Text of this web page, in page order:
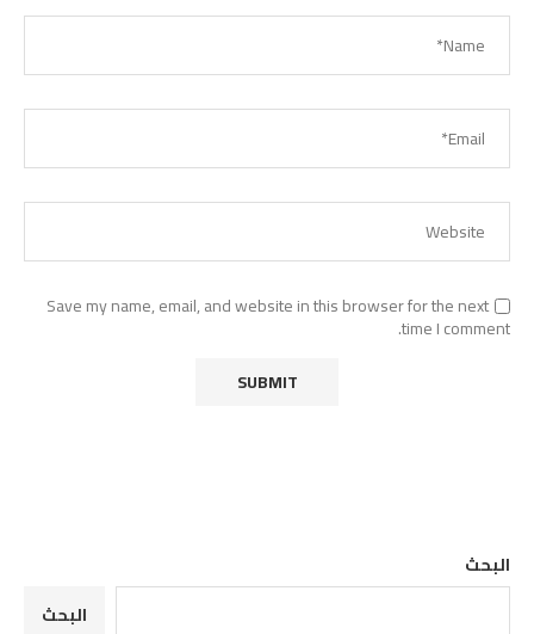
Save my name, email, and website in this browser for the next
time I comment.
البحث
البحث